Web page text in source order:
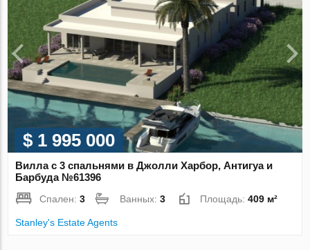
$ 1 995 000
Вилла с 3 спальнями в Джолли Харбор, Антигуа и
Барбуда №61396
Спален:3 Ванных:3 Площадь:409 м²
Stanley's Estate Agents